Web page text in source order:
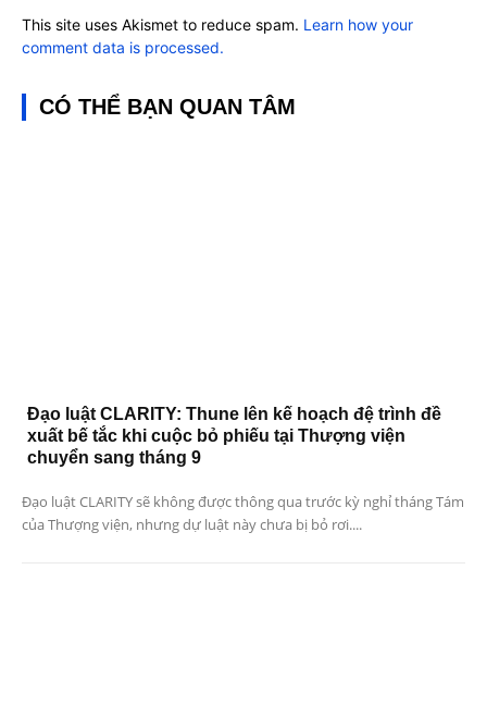
This site uses Akismet to reduce spam. Learn how your
comment data is processed.
CÓ THỂ BẠN QUAN TÂM
Đạo luật CLARITY: Thune lên kế hoạch đệ trình đề
xuất bế tắc khi cuộc bỏ phiếu tại Thượng viện
chuyển sang tháng 9
Đạo luật CLARITY sẽ không được thông qua trước kỳ nghỉ tháng Tám
của Thượng viện, nhưng dự luật này chưa bị bỏ rơi....